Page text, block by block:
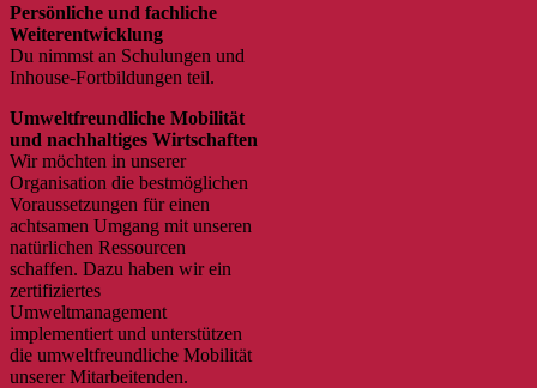
Persönliche und fachliche
Weiterentwicklung
Du nimmst an Schulungen und
Inhouse-Fortbildungen teil.
Umweltfreundliche Mobilität
und nachhaltiges Wirtschaften
Wir möchten in unserer
Organisation die bestmöglichen
Voraussetzungen für einen
achtsamen Umgang mit unseren
natürlichen Ressourcen
schaffen. Dazu haben wir ein
zertifiziertes
Umweltmanagement
implementiert und unterstützen
die umweltfreundliche Mobilität
unserer Mitarbeitenden.